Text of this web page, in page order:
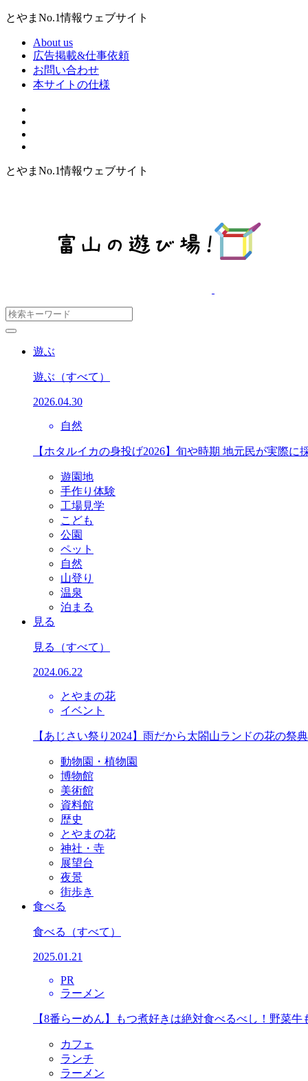
とやまNo.1情報ウェブサイト
About us
広告掲載&仕事依頼
お問い合わせ
本サイトの仕様
とやまNo.1情報ウェブサイト
遊ぶ
遊ぶ （すべて）
2026.04.30
自然
【ホタルイカの身投げ2026】旬や時期 地元民が実際に
遊園地
手作り体験
工場見学
こども
公園
ペット
自然
山登り
温泉
泊まる
見る
見る （すべて）
2024.06.22
とやまの花
イベント
【あじさい祭り2024】雨だから太閤山ランドの花の祭
動物園・植物園
博物館
美術館
資料館
歴史
とやまの花
神社・寺
展望台
夜景
街歩き
食べる
食べる （すべて）
2025.01.21
PR
ラーメン
【8番らーめん】もつ煮好きは絶対食べるべし！野菜
カフェ
ランチ
ラーメン